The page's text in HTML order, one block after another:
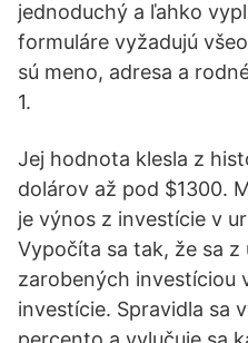
jednoduchý a ľahko
formuláre vyžadujú
sú meno, adresa a
1.
Jej hodnota klesla z
dolárov až pod $1300.
je výnos z investície v
Vypočíta sa tak, že sa
zarobených investíciou
investície. Spravidla sa